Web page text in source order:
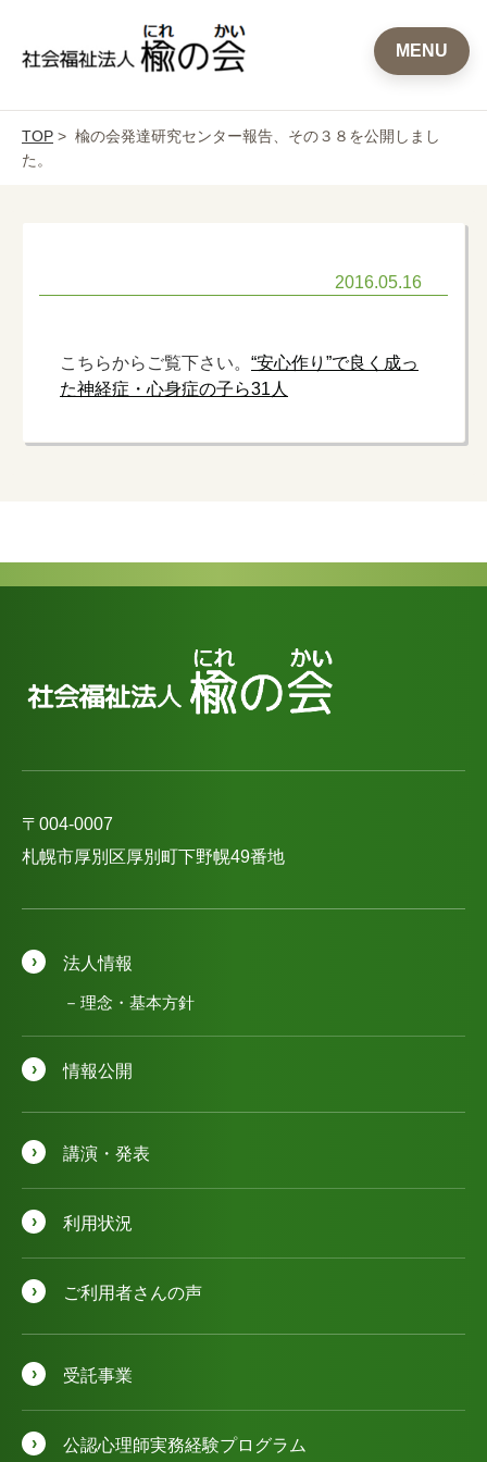
MENU
TOP > 楡の会発達研究センター報告、その３８を公開しまし
た。
2016.05.16
こちらからご覧下さい。 “安心作り”で良く成っ
た神経症・心身症の子ら31人
〒004-0007
札幌市厚別区厚別町下野幌49番地
法人情報
理念・基本方針
情報公開
講演・発表
利用状況
ご利用者さんの声
受託事業
公認⼼理師実務経験プログラム